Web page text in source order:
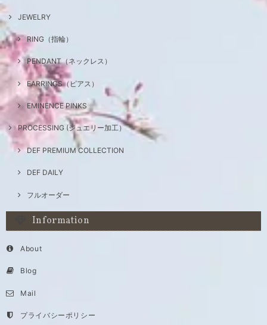
JEWELRY
RING（指輪）
PENDANT（ネックレス）
EARRINGS（ピアス）
EMINENCE PINKS
PROCESSING (ジュエリー加工）
DEF PREMIUM COLLECTION
DEF DAILY
フルオーダー
Information
About
Blog
Mail
プライバシーポリシー